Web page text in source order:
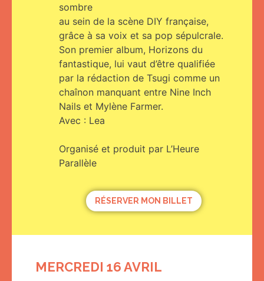
MERCREDI 16 AVRIL
sombre
au sein de la scène DIY française,
grâce à sa voix et sa pop sépulcrale.
Son premier album, Horizons du
fantastique, lui vaut d’être qualifiée
par la rédaction de Tsugi comme un
chaînon manquant entre Nine Inch
Nails et Mylène Farmer.
Avec : Lea
Organisé et produit par L’Heure
Parallèle
RÉSERVER MON BILLET